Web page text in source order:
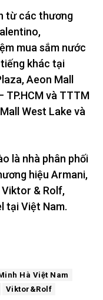
từ các thương
mua sắm nước
khác tại
Aeon Mall
TP.HCM và TTTM
West Lake và
là nhà phân phối
hiệu Armani,
Viktor & Rolf,
tại Việt Nam.
Hà Việt Nam
Viktor&Rolf